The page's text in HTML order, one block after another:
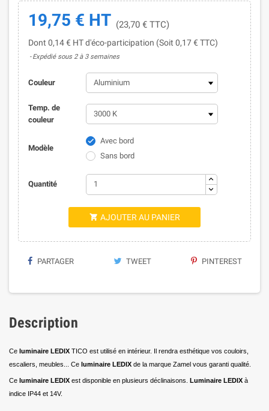
19,75 € HT (23,70 € TTC)
Dont 0,14 € HT d'éco-participation (Soit 0,17 € TTC)
Expédié sous 2 à 3 semaines
Couleur
Temp. de
couleur
Modèle

Avec bord
Sans bord
Quantité
 AJOUTER AU PANIER
PARTAGER TWEET PINTEREST
Description
Ce luminaire LEDIX TICO est utilisé en intérieur. Il rendra esthétique vos couloirs,
escaliers, meubles... Ce luminaire LEDIX de la marque Zamel vous garanti qualité.
Ce luminaire LEDIX est disponible en plusieurs déclinaisons. Luminaire LEDIX à
indice IP44 et 14V.